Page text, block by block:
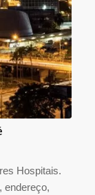
Hospitais.
endereço,